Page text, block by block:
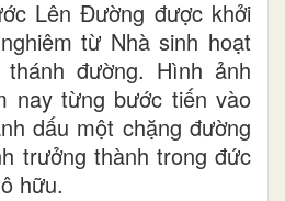
Lên Đường được khởi
từ Nhà sinh hoạt
đường. Hình ảnh
nay từng bước tiến vào
dấu một chặng đường
trưởng thành trong đức
hữu.